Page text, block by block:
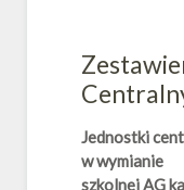
Jednostki
w wymianie
szkolnejAG